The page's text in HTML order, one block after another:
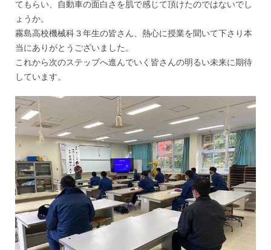
てもらい、自動車の面白さを肌で感じて頂けたのではないでし
ょうか。
霧島高校機械科３年生の皆さん、熱心に授業を聞いて下さり本
当にありがとうございました。
これから次のステップへ進んでいく皆さんの明るい未来に期待
しています。